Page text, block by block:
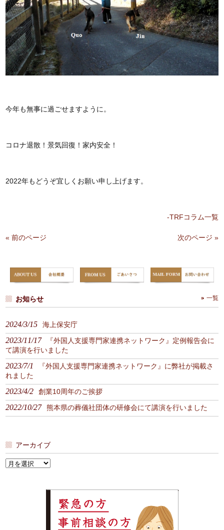
今年も無事に過ごせますように。
コロナ退散！景気回復！家内安全！
2022年もどうぞ宜しくお願い申し上げます。
-TRFコラム一覧
« 前のページ 次のページ »
お知らせ 一覧
2024/3/15 海上保安庁
2023/11/17
『外国人支援専門家連携ネットワーク』定例報告会に
て講演を行いました
2023/7/1
『外国人支援専門家連携ネットワーク』に弊社が掲載さ
れました
2023/4/2 創業10周年のご挨拶
2022/10/27 熊本県の葬儀社団体の研修会にて講演を行いました
アーカイブ
ア